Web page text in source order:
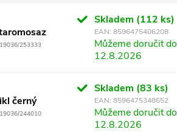
253333
Skladem (112 ks)
EAN: 8596475406208
Můžeme doručit do
12.8.2026
černý
244010
Skladem (83 ks)
EAN: 8596475348652
Můžeme doručit do
12.8.2026